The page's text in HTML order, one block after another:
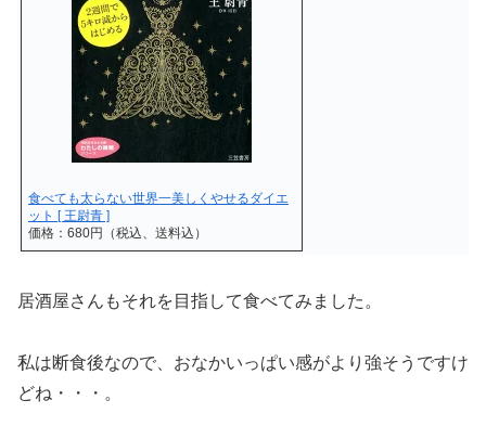
食べても太らない世界一美しくやせるダイエ
ット [ 王尉青 ]
価格：680円（税込、送料込）
居酒屋さんもそれを目指して食べてみました。
私は断食後なので、おなかいっぱい感がより強そうですけ
どね・・・。